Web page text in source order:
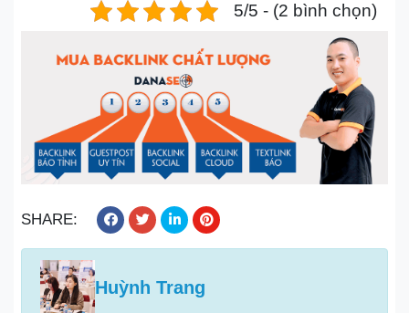
5/5 - (2 bình chọn)
SHARE:
Huỳnh Trang